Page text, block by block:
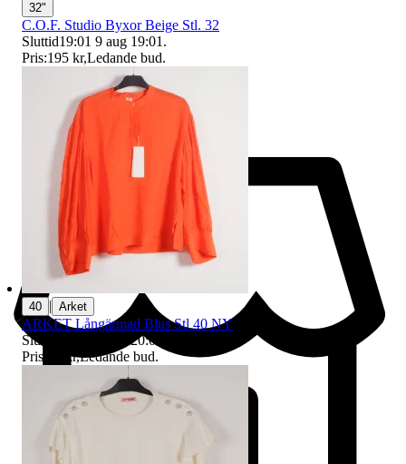
32"
C.O.F. Studio Byxor Beige Stl. 32
Sluttid19:01 9 aug 19:01 .
Pris:195 kr,Ledande bud.
40 | Arket
ARKET Långärmad Blus Stl 40 NY
Sluttid
9 aug 20:03
Pris:
72 kr,Ledande bud.